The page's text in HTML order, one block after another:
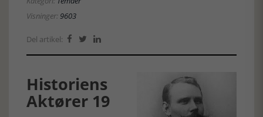
Visninger:9603
Del artikel:   
Historiens
Aktører 19